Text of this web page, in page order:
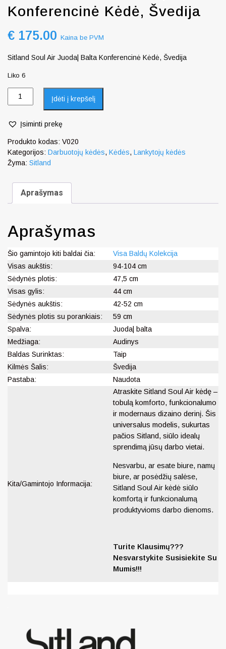
Konferencinė Kėdė, Švedija
€ 175.00 Kaina be PVM
Sitland Soul Air Juoda| Balta Konferencinė Kėdė, Švedija
Liko 6
Įdėti į krepšelį
Įsiminti prekę
Produkto kodas: V020
Kategorijos: Darbuotojų kėdės, Kėdės, Lankytojų kėdės
Žyma: Sitland
Aprašymas
Aprašymas
Šio gamintojo kiti baldai čia:
Visa Baldų Kolekcija
Visas aukštis:
94-104 cm
Sėdynės plotis:
47,5 cm
Visas gylis:
44 cm
Sėdynės aukštis:
42-52 cm
Sėdynės plotis su porankiais:
59 cm
Spalva:
Juoda| balta
Medžiaga:
Audinys
Baldas Surinktas:
Taip
Kilmės Šalis:
Švedija
Pastaba:
Naudota
Kita/Gamintojo Informacija:
Atraskite Sitland Soul Air kėdę –
tobulą komforto, funkcionalumo
ir modernaus dizaino derinį. Šis
universalus modelis, sukurtas
pačios Sitland, siūlo idealų
sprendimą jūsų darbo vietai.
Nesvarbu, ar esate biure, namų
biure, ar posėdžių salėse,
Sitland Soul Air kėdė siūlo
komfortą ir funkcionalumą
produktyvioms darbo dienoms.
Turite Klausimų???
Nesvarstykite Susisiekite Su
Mumis!!!